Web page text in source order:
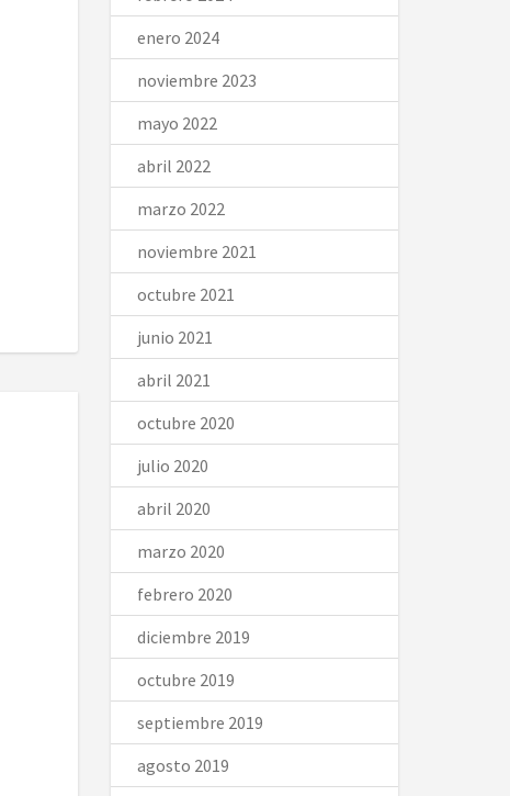
enero 2024
noviembre 2023
mayo 2022
abril 2022
marzo 2022
noviembre 2021
octubre 2021
junio 2021
abril 2021
octubre 2020
julio 2020
abril 2020
marzo 2020
febrero 2020
diciembre 2019
octubre 2019
septiembre 2019
agosto 2019